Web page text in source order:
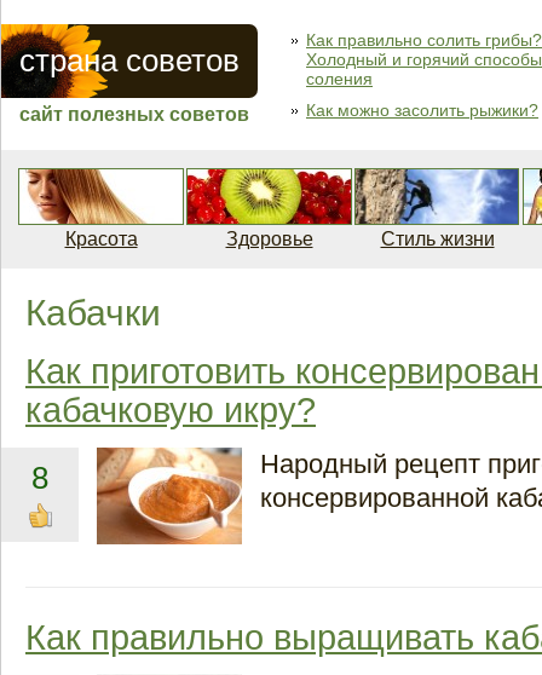
страна советов
сайт полезных советов
Как правильно солить грибы?
Холодный и горячий способы
соления
Как можно засолить рыжики?
Красота Здоровье Стиль жизни
Кабачки
Как приготовить
кабачковую икру?
8
Народный рецепт
консервированной
Как правильно выращивать